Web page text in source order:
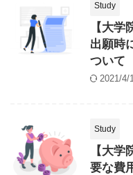
Study
【大
出願時
ついて
2021/4/
Study
【大
要な費